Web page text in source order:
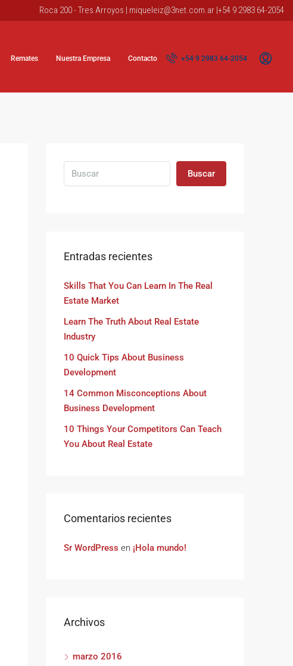
Roca 200 - Tres Arroyos | miqueleiz@3net.com.ar |+54 9 2983 64-2054
Remates Nuestra Empresa Contacto +54 9 2983 64-2054
Buscar
Entradas recientes
Skills That You Can Learn In The Real
Estate Market
Learn The Truth About Real Estate
Industry
10 Quick Tips About Business
Development
14 Common Misconceptions About
Business Development
10 Things Your Competitors Can Teach
You About Real Estate
Comentarios recientes
Sr WordPress en ¡Hola mundo!
Archivos
marzo 2016